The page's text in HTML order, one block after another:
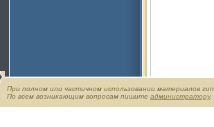
При полном или частичном использовании материалов
По всем возникающим вопросам пишите администратору.